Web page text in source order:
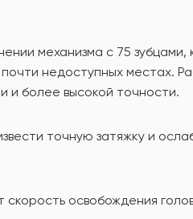
механизма с 75 зубцами,
недоступных местах.
и более высокой точности.
точную затяжку и
освобождения